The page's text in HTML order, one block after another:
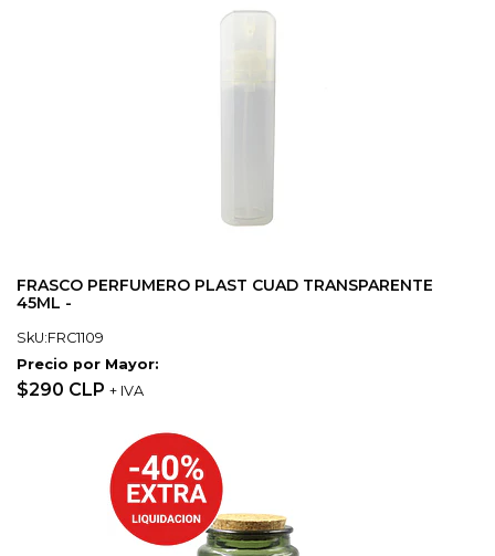
FRASCO PERFUMERO PLAST CUAD TRANSPARENTE
45ML -
SkU:FRC1109
Precio por Mayor:
$290 CLP + IVA